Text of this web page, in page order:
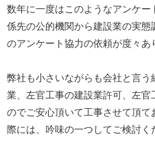
数年に一度はこのようなアンケ
係先の公的機関から建設業の実
のアンケート協力の依頼が度々あ
弊社も小さいながらも会社と言
業、左官工事の建設業許可、左
のでご安心頂いて工事させて頂
際には、吟味の一つしてご検討く